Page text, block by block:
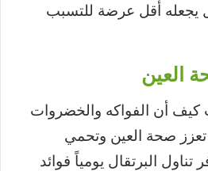
يجعله أقل عرضة للتسبب
أن الفواكه والخضروات
تعزز صحة العين وتحمي
تناول البرتقال يومياً فوائد